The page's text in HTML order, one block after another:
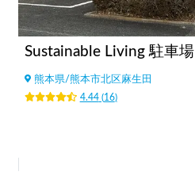
Sustainable Living 駐車場
熊本県/熊本市北区麻生田
4.44(16)